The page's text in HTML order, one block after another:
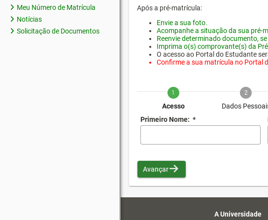
Meu Número de Matrícula
Notícias
Solicitação de Documentos
Após a pré-matrícula:
Envie a sua foto.
Acompanhe a situação da sua pré-
Reenvie determinado documento,
Imprima o(s) comprovante(s) da
O acesso ao Portal do Estudante
Confirme a sua matrícula no Portal
1
Acesso
2
Dados
Primeiro Nome: *
Avançar
A Universidade